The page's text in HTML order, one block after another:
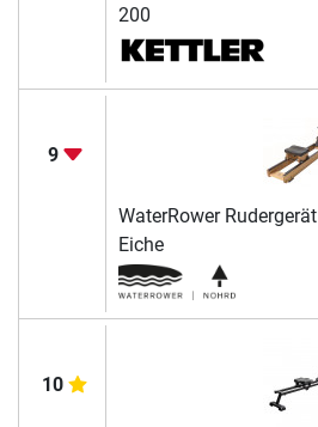
200
9
WaterRower Rudergerät
Eiche
10